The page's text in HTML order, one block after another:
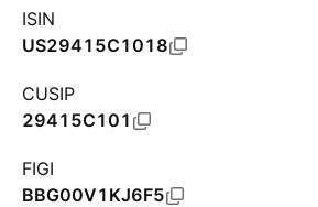
ISIN
US29415C1018
CUSIP
29415C101
FIGI
BBG00V1KJ6F5